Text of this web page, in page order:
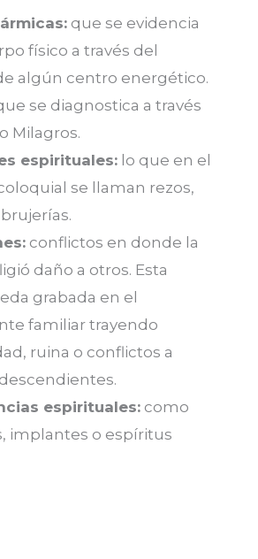
que se evidencia
físico a través del
algún centro energético.
se diagnostica a través
Milagros.
espirituales: lo que en el
se llaman rezos,
conflictos en donde la
daño a otros. Esta
grabada en el
familiar trayendo
ruina o conflictos a
espirituales: como
implantes o espíritus